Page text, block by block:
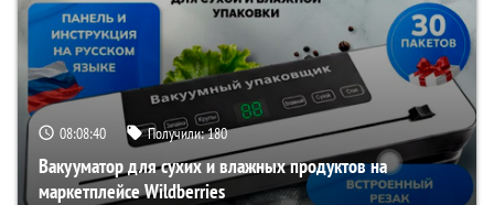
08:08:38 Получили:180
Вакууматор для сухих и влажных продуктов на
маркетплейсе Wildberries